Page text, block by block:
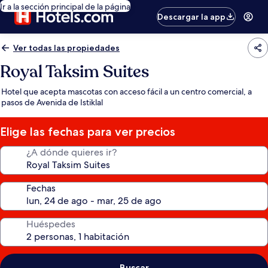
Ir a la sección principal de la página
Descargar la app
Ver todas las propiedades
Royal Taksim Suites
Hotel que acepta mascotas con acceso fácil a un centro comercial, a
pasos de Avenida de Istiklal
Elige las fechas para ver precios
¿A dónde quieres ir?
Fechas
Huéspedes